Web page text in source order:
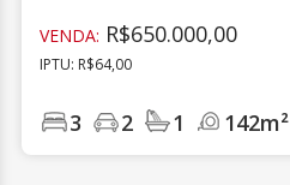
VENDA: R$650.000,00
IPTU: R$64,00
3 2 1 142m²